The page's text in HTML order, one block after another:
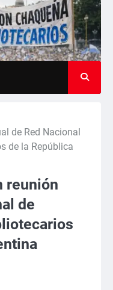
de Red Nacional
de la República
reunión
de